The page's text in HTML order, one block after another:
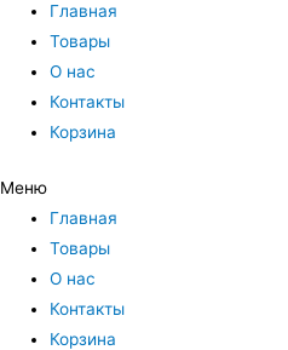
Главная
Товары
О нас
Контакты
Корзина
Меню
Главная
Товары
О нас
Контакты
Корзина